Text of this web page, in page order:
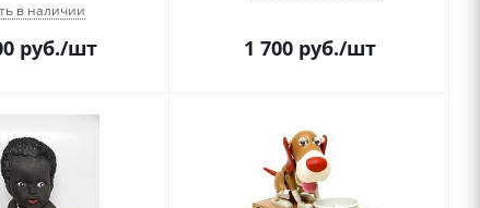
в наличии
руб./шт 1 700руб./шт